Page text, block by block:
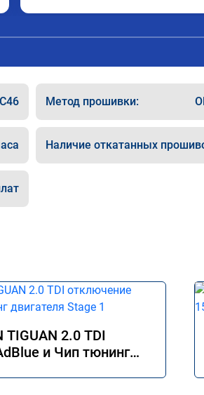
Метод прошивки:
Наличие откатанных
TIGUAN 2.0 TDI
и Чип тюнинг